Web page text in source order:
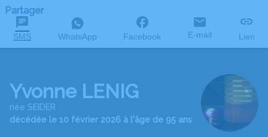
Partager
SMS WhatsApp Facebook E-mail Lien
Yvonne LENIG
née SEIDER
décédée le 10 février 2026 à l'âge de 95 ans